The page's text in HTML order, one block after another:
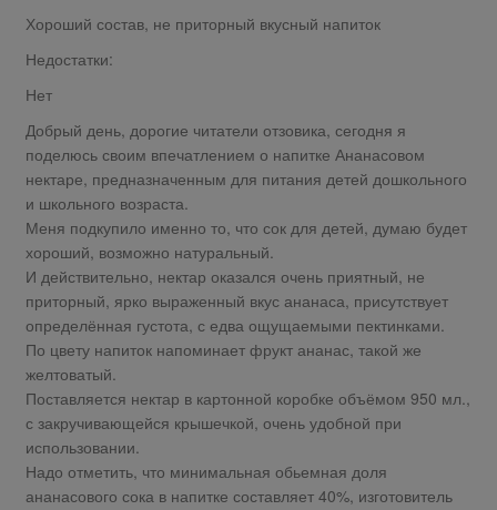
Хороший состав, не приторный вкусный напиток
Недостатки:
Нет
Добрый день, дорогие читатели отзовика, сегодня я
поделюсь своим впечатлением о напитке Ананасовом
нектаре, предназначенным для питания детей дошкольного
и школьного возраста.
Меня подкупило именно то, что сок для детей, думаю будет
хороший, возможно натуральный.
И действительно, нектар оказался очень приятный, не
приторный, ярко выраженный вкус ананаса, присутствует
определённая густота, с едва ощущаемыми пектинками.
По цвету напиток напоминает фрукт ананас, такой же
желтоватый.
Поставляется нектар в картонной коробке объёмом 950 мл.,
с закручивающейся крышечкой, очень удобной при
использовании.
Надо отметить, что минимальная обьемная доля
ананасового сока в напитке составляет 40%, изготовитель